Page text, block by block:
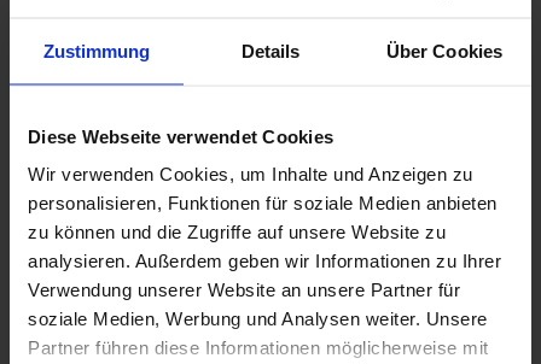
Zustimmung Details Über Cookies
Diese Webseite verwendet Cookies
Wir verwenden Cookies, um Inhalte und Anzeigen zu
personalisieren, Funktionen für soziale Medien anbieten
zu können und die Zugriffe auf unsere Website zu
analysieren. Außerdem geben wir Informationen zu Ihrer
Verwendung unserer Website an unsere Partner für
soziale Medien, Werbung und Analysen weiter. Unsere
Partner führen diese Informationen möglicherweise mit
Kreuzfahrten nach Anguilla:
Entdecken Sie das Paradies
in derKaribik
Anguilla, eine atemberaubende Karibikinsel, ist bekannt für ihre
entspannte Atmosphäre. Bei einer Kreuzfahrt nach Anguilla
haben Sie die Gelegenheit, diese idyllische Insel zu erkunden
und die lokale Kultur kennenzulernen. Wussten Sie, dass
Anguilla mehr als 30 wunderschöne Strände hat, von denen
viele als die besten der Welt gelten? Eine Kreuzfahrt bietet
Ihnen den perfekten Zugang zu diesen versteckten Juwelen,
während Sie den Komfort eines luxuriösen Kreuzfahrtschiffes
genießen.